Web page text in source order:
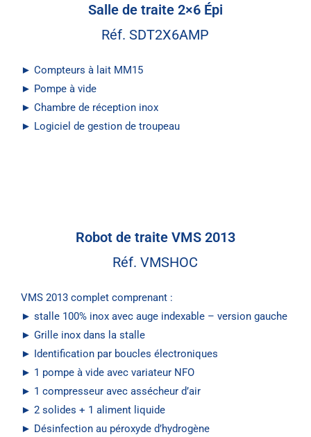
Salle de traite 2×6 Épi
Réf. SDT2X6AMP
► Compteurs à lait MM15
► Pompe à vide
► Chambre de réception inox
► Logiciel de gestion de troupeau
Robot de traite VMS 2013
Réf. VMSHOC
VMS 2013 complet comprenant :
► stalle 100% inox avec auge indexable – version gauche
► Grille inox dans la stalle
► Identification par boucles électroniques
► 1 pompe à vide avec variateur NFO
► 1 compresseur avec assécheur d’air
► 2 solides + 1 aliment liquide
► Désinfection au péroxyde d’hydrogène